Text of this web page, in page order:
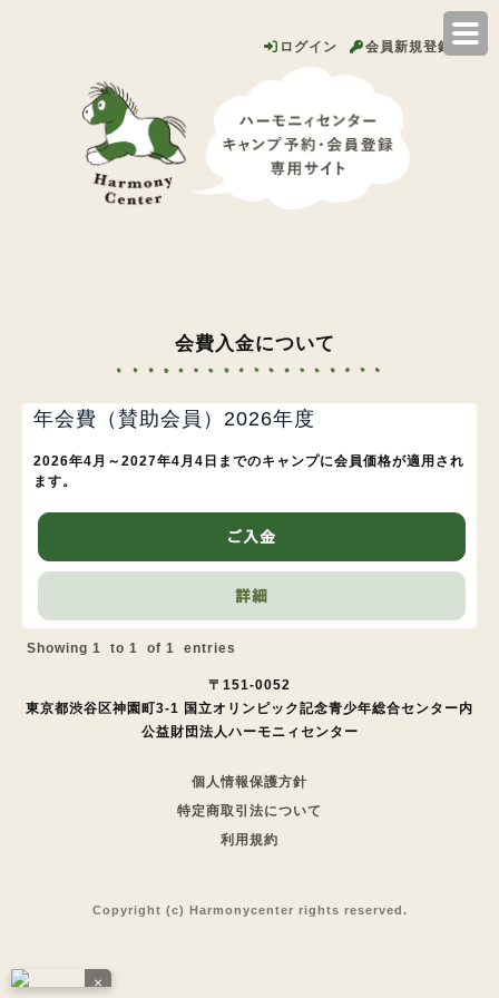
ログイン 会員新規登録
会費入金について
年会費（賛助会員）2026年度
2026年4月～2027年4月4日までのキャンプに会員価格が適用され
ます。
ご入金
詳細
Showing1 to1 of1 entries
×
〒151-0052
東京都渋谷区神園町3-1 国立オリンピック記念青少年総合センター内
公益財団法人ハーモニィセンター
個人情報保護方針
特定商取引法について
利用規約
Copyright (c) Harmonycenter rights reserved.